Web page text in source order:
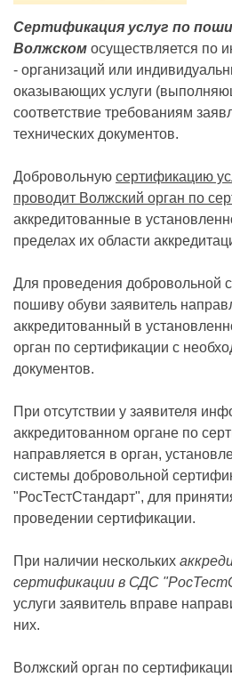
Сертификация услуг по
Волжском осуществляется по
- организаций или
оказывающих услуги
соответствие требованиям
технических документов.
Добровольную сертификацию
проводит Волжский орган по
аккредитованные в
пределах их области
Для проведения добровольной
пошиву обуви заявитель
аккредитованный в
орган по сертификации с
документов.
При отсутствии у заявителя
аккредитованном органе по
направляется в орган,
системы добровольной
"РосТестСтандарт", для
проведении сертификации.
При наличии нескольких
сертификации в СДС
услуги заявитель вправе
них.
Волжский орган по